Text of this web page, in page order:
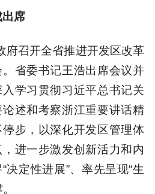
席
府召开全省推进开发区改革
省委书记王浩出席会议并
学习贯彻习近平总书记关
述和考察浙江重要讲话精
步，以深化开发区管理体
进一步激发创新活力和内
决定性进展”、率先呈现“生